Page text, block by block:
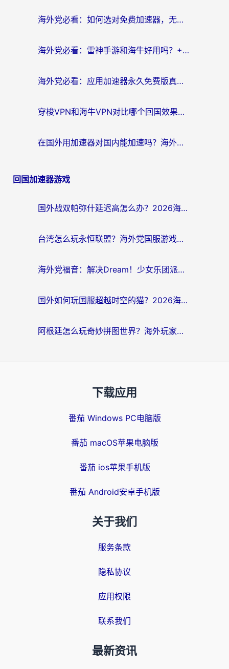
海外党必看：如何选对免费加速器，无缝访问国内资源不踩坑？
海外党必看：雷神手游和海牛好用吗？+3款热门加速器实测对比，附番茄加速器无缝回国指南
海外党必看：应用加速器永久免费版真的存在吗？教你选对回国加速器无缝刷国内资源
穿梭VPN和海牛VPN对比哪个回国效果更好？海外华人亲测3款热门加速器+避坑指南
在国外用加速器对国内能加速吗？海外党亲测有效的无缝访问指南
回国加速器游戏
国外战双帕弥什延迟高怎么办？2026海外畅玩国服游戏终极指南（附实测工具推荐）
台湾怎么玩永恒联盟？海外党国服游戏加速器选择全攻略（附3大热门游戏实测）
海外党福音：解决Dream！少女乐团派对！国外延迟的实用指南，附北美英国游戏加速方案
国外如何玩国服超越时空的猫？2026海外党必看的加速器选择指南
阿根廷怎么玩奇妙拼图世界？海外玩家国服游戏加速全攻略（附帕斯卡契约战舰少女解决方案）
下载应用
番茄 Windows PC电脑版
番茄 macOS苹果电脑版
番茄 ios苹果手机版
番茄 Android安卓手机版
关于我们
服务条款
隐私协议
应用权限
联系我们
最新资讯